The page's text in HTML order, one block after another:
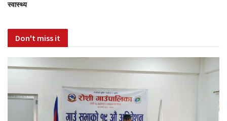
स्वास्थ्य
Don't miss it